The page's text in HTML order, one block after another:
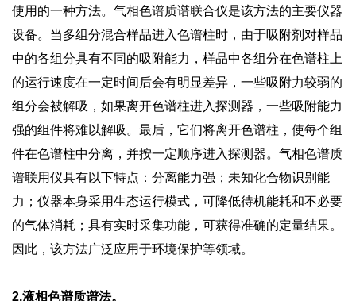
使用的一种方法。气相色谱质谱联合仪是该方法的主要仪器
设备。当多组分混合样品进入色谱柱时，由于吸附剂对样品
中的各组分具有不同的吸附能力，样品中各组分在色谱柱上
的运行速度在一定时间后会有明显差异，一些吸附力较弱的
组分会被解吸，如果离开色谱柱进入探测器，一些吸附能力
强的组件将难以解吸。最后，它们将离开色谱柱，使每个组
件在色谱柱中分离，并按一定顺序进入探测器。气相色谱质
谱联用仪具有以下特点：分离能力强；未知化合物识别能
力；仪器本身采用生态运行模式，可降低待机能耗和不必要
的气体消耗；具有实时采集功能，可获得准确的定量结果。
因此，该方法广泛应用于环境保护等领域。
2.液相色谱质谱法。